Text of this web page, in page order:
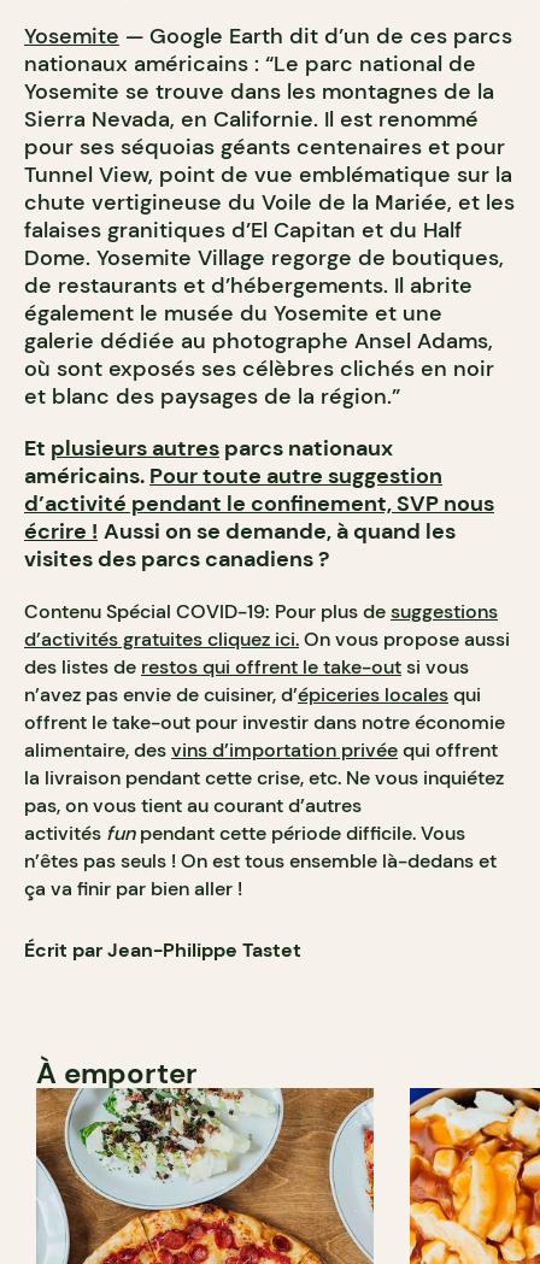
Yosemite — Google Earth dit d’un de ces parcs
nationaux américains : “Le parc national de
Yosemite se trouve dans les montagnes de la
Sierra Nevada, en Californie. Il est renommé
pour ses séquoias géants centenaires et pour
Tunnel View, point de vue emblématique sur la
chute vertigineuse du Voile de la Mariée, et les
falaises granitiques d’El Capitan et du Half
Dome. Yosemite Village regorge de boutiques,
de restaurants et d’hébergements. Il abrite
également le musée du Yosemite et une
galerie dédiée au photographe Ansel Adams,
où sont exposés ses célèbres clichés en noir
et blanc des paysages de la région.”
Et plusieurs autres parcs nationaux
américains. Pour toute autre suggestion
d’activité pendant le confinement, SVP nous
écrire ! Aussi on se demande, à quand les
visites des parcs canadiens ?
Contenu Spécial COVID-19: Pour plus desuggestions
d’activités gratuites cliquez ici.On vous propose aussi
des listes de restos qui offrent le take-outsi vous
n’avez pas envie de cuisiner, d’épiceries localesqui
offrent le take-out pour investir dans notre économie
alimentaire, desvins d’importation privéequi offrent
la livraison pendant cette crise, etc. Ne vous inquiétez
pas, on vous tient au courant d’autres
activités funpendant cette période difficile. Vous
n’êtes pas seuls ! On est tous ensemble là-dedans et
ça va finir par bien aller !
Écrit par Jean-Philippe Tastet
À emporter